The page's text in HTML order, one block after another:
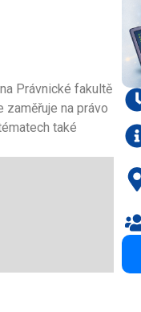
Právnické fakultě
na právo
také